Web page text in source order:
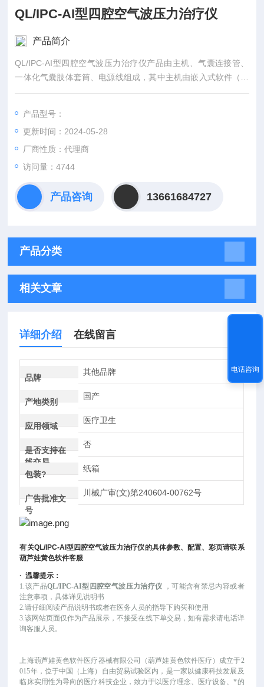
QL/IPC-AI型四腔空气波压力治疗仪
产品简介
QL/IPC-AI型四腔空气波压力治疗仪产品由主机、气囊连接管、
一体化气囊肢体套筒、电源线组成，其中主机由嵌入式软件（软
件发布版本V1）、控制系统、显示系统、气泵、气动装置、电源
产品型号：
更新时间：2024-05-28
厂商性质：代理商
访问量：4744
产品咨询 13661684727
产品分类
相关文章
详细介绍 在线留言
品牌
其他品牌
产地类别
国产
应用领域
医疗卫生
是否支持在
线交易
否
包装?
纸箱
广告批准文
号
川械广审(文)第240604-00762号
有关QL/IPC-AI 型四腔空气波压力治疗仪的具体参数、配置、彩页请联系
葫芦娃黄色软件客服
·温馨提示：
1.该产品QL/IPC-AI型四腔空气波压力治疗仪 ，可能含有禁忌内容或者
注意事项，具体详见说明书
2.请仔细阅读产品说明书或者在医务人员的指导下购买和使用
3.该网站页面仅作为产品展示，不接受在线下单交易，如有需求请电话详
询客服人员。
上海葫芦娃黄色软件医疗器械有限公司（葫芦娃黄色软件医疗）成立于2
015年，位于中国（上海）自由贸易试验区内，是一家以健康科技发展及
临床实用性为导向的医疗科技企业，致力于以医疗理念、医疗设备、*的
电话咨询